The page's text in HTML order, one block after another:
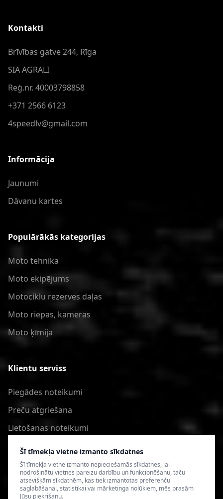
Šī tīmekļa vietne izmanto sīkdatnes
Šī tīmekļa vietne izmanto nepieciešamās sīkdatnes, lai
nodrošinātu vietnes pareizu darbību un funkcionēšanu, taču
atsevišķām sīkdatnēm, kas tiek izmantotas preferenču
saglabāšanai, statistikai vai mārketinga nolūkiem, mēs prasām
Jūsu piekrišanu.
Kontakti
Brīvības gatve 244, Rīga
SIA AGRALI
Reģ.nr. 40003798858
+371 2566 6123
4speedlv@gmail.com
Informācija
Jaunumi
Dāvanu kartes
Populārākās kategorijas
Moto tehnika
Moto ekipējums
Motociklu rezerves daļas
Moto riepas, kameras
Moto ķīmija
Klientu serviss
Piegādes noteikumi
Preču atgriešana
Lietošanas noteikumi
Privātuma politika